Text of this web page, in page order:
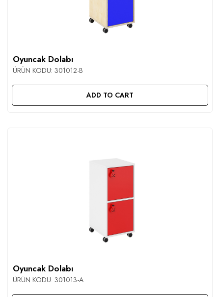
Oyuncak Dolabı
ÜRÜN KODU: 301012-B
ADD TO CART
Oyuncak Dolabı
ÜRÜN KODU: 301013-A